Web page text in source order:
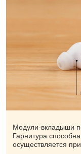
Модули-вкладыши
Гарнитура
осуществляется